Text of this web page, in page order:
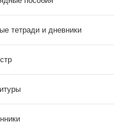
тетради и дневники